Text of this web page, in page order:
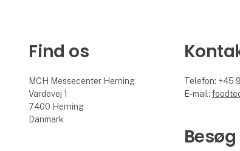
Find os
MCH Messecenter Herning
Vardevej 1
7400 Herning
Danmark
Telefon: +45
E-mail: